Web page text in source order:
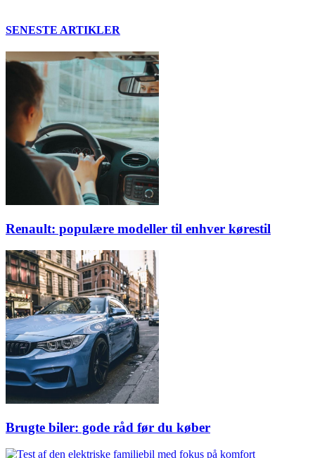
SENESTE ARTIKLER
Renault: populære modeller til enhver kørestil
Brugte biler: gode råd før du køber